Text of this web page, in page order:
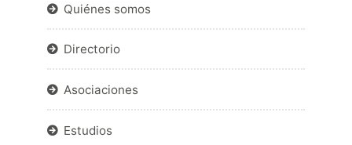
Quiénes somos
Directorio
Asociaciones
Estudios